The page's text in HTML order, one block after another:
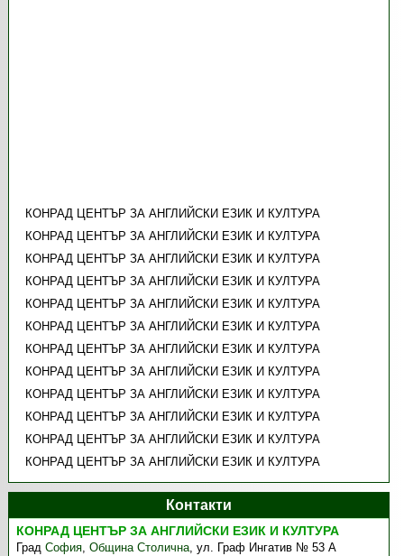
КОНРАД ЦЕНТЪР ЗА АНГЛИЙСКИ ЕЗИК И КУЛТУРА
КОНРАД ЦЕНТЪР ЗА АНГЛИЙСКИ ЕЗИК И КУЛТУРА
КОНРАД ЦЕНТЪР ЗА АНГЛИЙСКИ ЕЗИК И КУЛТУРА
КОНРАД ЦЕНТЪР ЗА АНГЛИЙСКИ ЕЗИК И КУЛТУРА
КОНРАД ЦЕНТЪР ЗА АНГЛИЙСКИ ЕЗИК И КУЛТУРА
КОНРАД ЦЕНТЪР ЗА АНГЛИЙСКИ ЕЗИК И КУЛТУРА
КОНРАД ЦЕНТЪР ЗА АНГЛИЙСКИ ЕЗИК И КУЛТУРА
КОНРАД ЦЕНТЪР ЗА АНГЛИЙСКИ ЕЗИК И КУЛТУРА
КОНРАД ЦЕНТЪР ЗА АНГЛИЙСКИ ЕЗИК И КУЛТУРА
КОНРАД ЦЕНТЪР ЗА АНГЛИЙСКИ ЕЗИК И КУЛТУРА
КОНРАД ЦЕНТЪР ЗА АНГЛИЙСКИ ЕЗИК И КУЛТУРА
КОНРАД ЦЕНТЪР ЗА АНГЛИЙСКИ ЕЗИК И КУЛТУРА
Контакти
КОНРАД ЦЕНТЪР ЗА АНГЛИЙСКИ ЕЗИК И КУЛТУРА
ГрадСофия,Община Столична,ул. Граф Ингатив № 53 А